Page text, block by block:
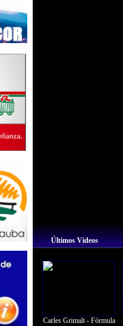
Últimos Videos
Carles Grimalt - Fórmula